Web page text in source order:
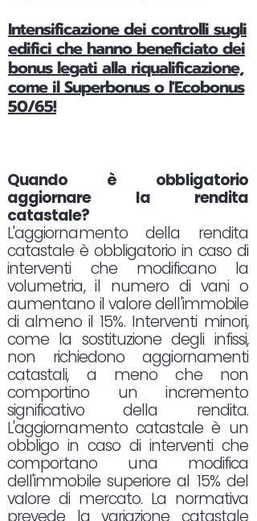
Intensificazione dei controlli sugli
edifici che hanno beneficiato dei
bonus legati alla riqualificazione,
come il Superbonus o l'Ecobonus
50/65!
Quando è obbligatorio
aggiornare la rendita
catastale?
L'aggiornamento della rendita
catastale è obbligatorio in caso di
interventi che modificano la
volumetria, il numero di vani o
aumentano il valore dell'immobile
di almeno il 15%. Interventi minori,
come la sostituzione degli infissi,
non richiedono aggiornamenti
catastali, a meno che non
comportino un incremento
significativo della rendita.
L'aggiornamento catastale è un
obbligo in caso di interventi che
comportano una modifica
dell'immobile superiore al 15% del
valore di mercato. La normativa
prevede la variazione catastale